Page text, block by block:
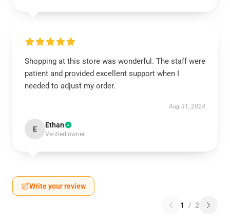
Shopping at this store was wonderful. The staff were
patient and provided excellent support when I
needed to adjust my order.
Aug 31, 2024
E Ethan
Verified owner
Write your review
1 / 2